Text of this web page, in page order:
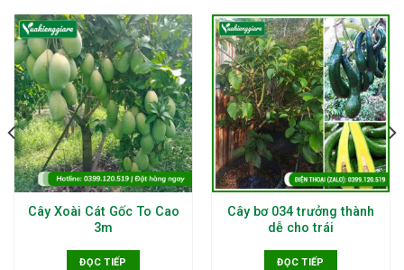
Cây Xoài Cát Gốc To Cao
3m
ĐỌC TIẾP
Cây bơ 034 trưởng thành
dễ cho trái
ĐỌC TIẾP